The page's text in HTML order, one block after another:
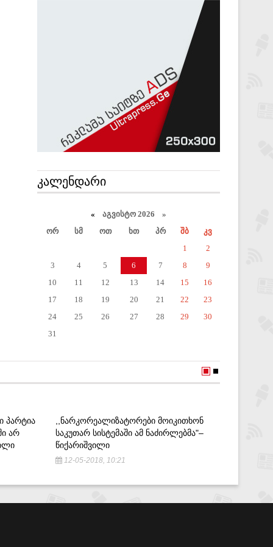
ᲙᲐᲚᲔᲜᲓᲐᲠᲘ
« აგვისტო 2026 »
ორ
სმ ოთ ხთ პრ შბ
კვ
1
2
3
4 5 6 7 8
9
10
11 12 13 14 15
16
17
18 19 20 21 22
23
24
25 26 27 28 29
30
31
ᲞᲐᲠᲢᲘᲐ
ᲐᲠ
,,ᲜᲐᲠᲙᲝᲠᲔᲐᲚᲘᲖᲐᲢᲝᲠᲔᲑᲘ ᲛᲝᲘᲙᲘᲗᲮᲝᲜ
ᲡᲐᲙᲣᲗᲐᲠ ᲡᲘᲡᲢᲔᲛᲐᲨᲘ ᲐᲛ ᲜᲐᲫᲘᲠᲚᲔᲑᲛᲐ"–
ᲬᲘᲥᲐᲠᲘᲨᲕᲘᲚᲘ
12-05-2018, 10:21